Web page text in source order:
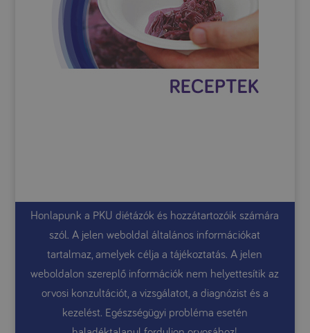
Honlapunk a PKU diétázók és hozzátartozóik számára
szól. A jelen weboldal általános információkat
tartalmaz, amelyek célja a tájékoztatás. A jelen
weboldalon szereplő információk nem helyettesítik az
orvosi konzultációt, a vizsgálatot, a diagnózist és a
kezelést. Egészségügyi probléma esetén